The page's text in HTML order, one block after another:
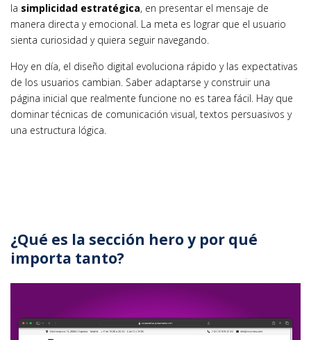
la simplicidad estratégica, en presentar el mensaje de
manera directa y emocional. La meta es lograr que el usuario
sienta curiosidad y quiera seguir navegando.
Hoy en día, el diseño digital evoluciona rápido y las expectativas
de los usuarios cambian. Saber adaptarse y construir una
página inicial que realmente funcione no es tarea fácil. Hay que
dominar técnicas de comunicación visual, textos persuasivos y
una estructura lógica.
¿Qué es la sección hero y por qué
importa tanto?